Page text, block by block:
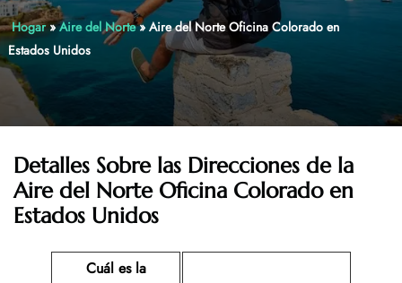
Hogar»Aire del Norte» Aire del Norte Oficina Colorado en
Estados Unidos
Detalles Sobre las Direcciones de la
Aire del Norte Oficina Colorado en
Estados Unidos
Cuál es la